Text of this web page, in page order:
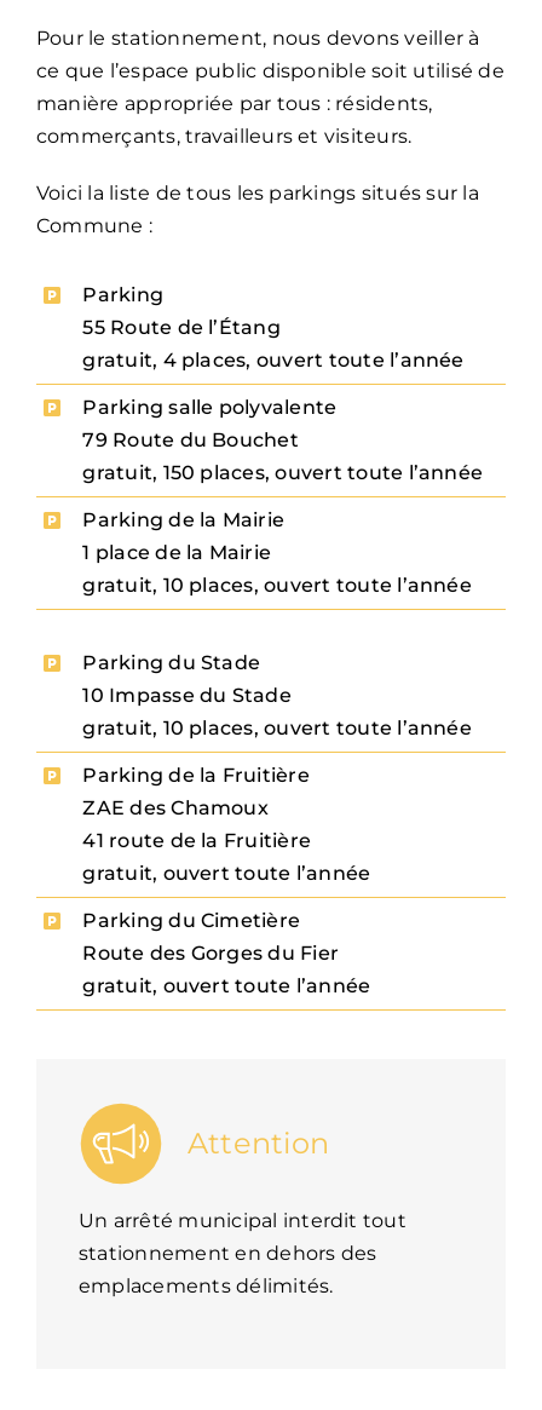
Pour le stationnement, nous devons veiller à
ce que l’espace public disponible soit utilisé de
manière appropriée par tous : résidents,
commerçants, travailleurs et visiteurs.
Voici la liste de tous les parkings situés sur la
Commune :
Parking
55 Route de l’Étang
gratuit, 4 places, ouvert toute l’année
Parking salle polyvalente
79 Route du Bouchet
gratuit, 150 places, ouvert toute l’année
Parking de la Mairie
1 place de la Mairie
gratuit, 10 places, ouvert toute l’année
Parking du Stade
10 Impasse du Stade
gratuit, 10 places, ouvert toute l’année
Parking de la Fruitière
ZAE des Chamoux
41 route de la Fruitière
gratuit, ouvert toute l’année
Parking du Cimetière
Route des Gorges du Fier
gratuit, ouvert toute l’année
Attention
Un arrêté municipal interdit tout
stationnement en dehors des
emplacements délimités.